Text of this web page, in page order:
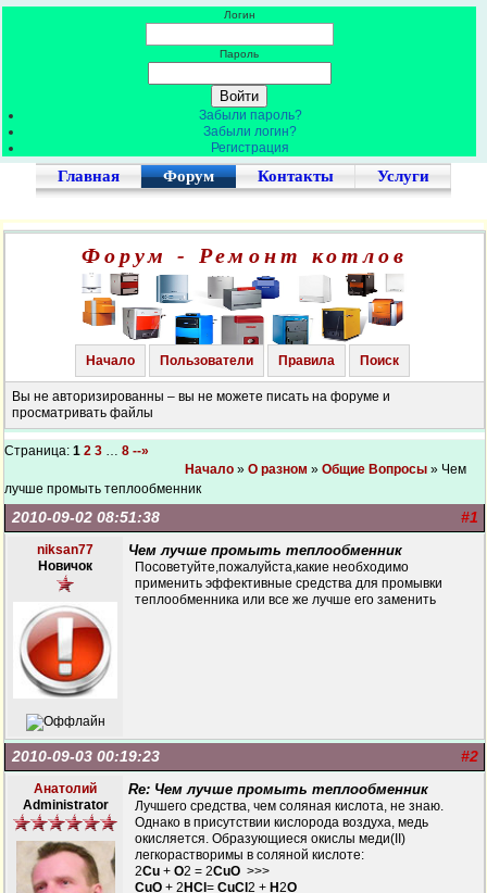
Логин
Пароль
Забыли пароль?
Забыли логин?
Регистрация
Главная Форум Контакты Услуги
Форум - Ремонт котлов
Начало Пользователи Правила Поиск
Вы не авторизированны – вы не можете писать на форуме и
просматривать файлы
Страница: 1 2 3 … 8 --»
Начало » О разном » Общие Вопросы » Чем
лучше промыть теплообменник
#1
2010-09-02 08:51:38
niksan77
Новичок
Чем лучше промыть теплообменник
Посоветуйте,пожалуйста,какие необходимо
применить эффективные средства для промывки
теплообменника или все же лучше его заменить
#2
2010-09-03 00:19:23
Анатолий
Administrator
Re: Чем лучше промыть теплообменник
Лучшего средства, чем соляная кислота, не знаю.
Однако в присутствии кислорода воздуха, медь
окисляется. Образующиеся окислы меди(II)
легкорастворимы в соляной кислоте:
2Cu + O2 = 2CuO >>>
CuO + 2 HCl = CuCl 2 + H2O